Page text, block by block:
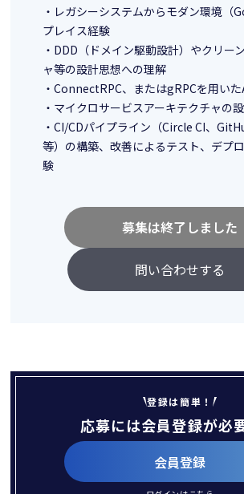
・レガシーシステムからモダン環境（
プレイス経験
・DDD（ドメイン駆動設計）やクリー
ャ等の設計思想への理解
・ConnectRPC、またはgRPCを用い
・マイクロサービスアーキテクチャの
・CI/CDパイプライン（Circle CI、
等）の構築、改善によるテスト、デプ
験
問い合わせする
募集は終了しました
登録は簡単！
応募には会員登録が必
会員登録